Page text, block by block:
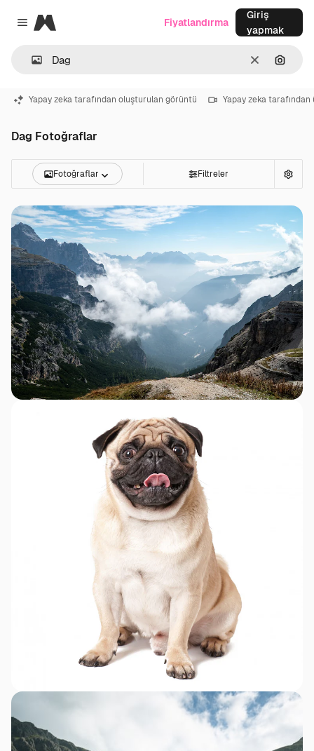
Close menu
Magnific
Temizlemek
Fiyatlandırma
Giriş
yapmak
Yapay zeka tarafından oluşturulan görüntü Yapay zeka
Dag Fotoğraflar
Fotoğraflar Filtreler